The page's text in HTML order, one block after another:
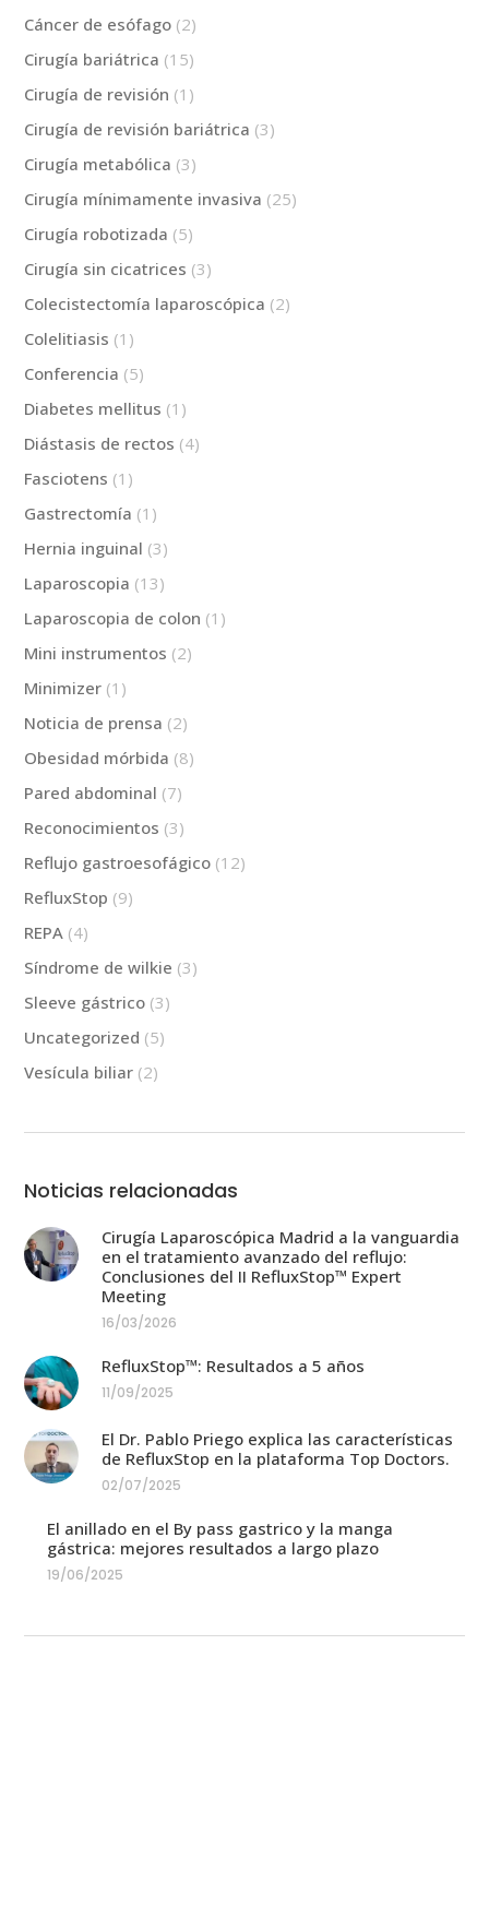
Cáncer de esófago (2)
Cirugía bariátrica (15)
Cirugía de revisión (1)
Cirugía de revisión bariátrica (3)
Cirugía metabólica (3)
Cirugía mínimamente invasiva (25)
Cirugía robotizada (5)
Cirugía sin cicatrices (3)
Colecistectomía laparoscópica (2)
Colelitiasis (1)
Conferencia (5)
Diabetes mellitus (1)
Diástasis de rectos (4)
Fasciotens (1)
Gastrectomía (1)
Hernia inguinal (3)
Laparoscopia (13)
Laparoscopia de colon (1)
Mini instrumentos (2)
Minimizer (1)
Noticia de prensa (2)
Obesidad mórbida (8)
Pared abdominal (7)
Reconocimientos (3)
Reflujo gastroesofágico (12)
RefluxStop (9)
REPA (4)
Síndrome de wilkie (3)
Sleeve gástrico (3)
Uncategorized (5)
Vesícula biliar (2)
Noticias relacionadas
Cirugía Laparoscópica Madrid a la vanguardia
en el tratamiento avanzado del reflujo:
Conclusiones del II RefluxStop™ Expert
Meeting
16/03/2026
RefluxStop™: Resultados a 5 años
11/09/2025
El Dr. Pablo Priego explica las características
de RefluxStop en la plataforma Top Doctors.
02/07/2025
El anillado en el By pass gastrico y la manga
gástrica: mejores resultados a largo plazo
19/06/2025